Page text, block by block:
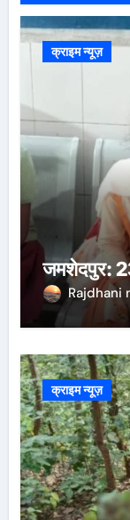
क्राइम न्यूज़
जमशेदपुर:
Rajdhani
क्राइम न्यूज़